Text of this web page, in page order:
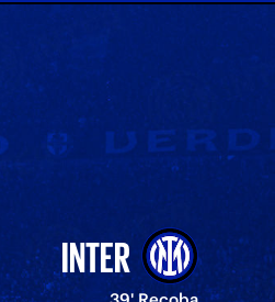
INTER